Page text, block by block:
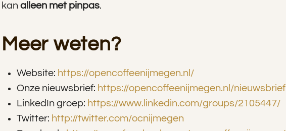
kan alleen met pinpas.
Meer weten?
Website: https://opencoffeenijmegen.nl/
Onze nieuwsbrief: https://opencoffeenijmegen.nl/nieuwsbrief
LinkedIn groep: https://www.linkedin.com/groups/2105447/
Twitter: http://twitter.com/ocnijmegen